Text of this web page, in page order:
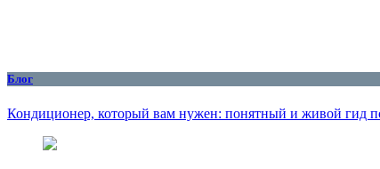
Блог
Кондиционер, который вам нужен: понятный и живой гид